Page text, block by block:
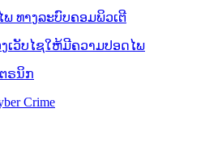
ທາງລະບົບຄອມພິວເຕີ
ເວັບໄຊໃຫ້ມີຄວາມປອດໄພ
ຣນິກ
Crime